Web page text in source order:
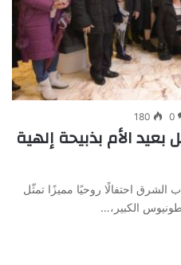
0
180
الأم بذبيحة إلهية
احتفالًا روحيًا مميزًا تمثّل
الكبير،…